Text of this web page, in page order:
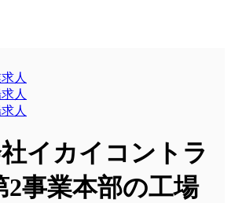
人
人
人
イカイコントラ
2事業本部の工場